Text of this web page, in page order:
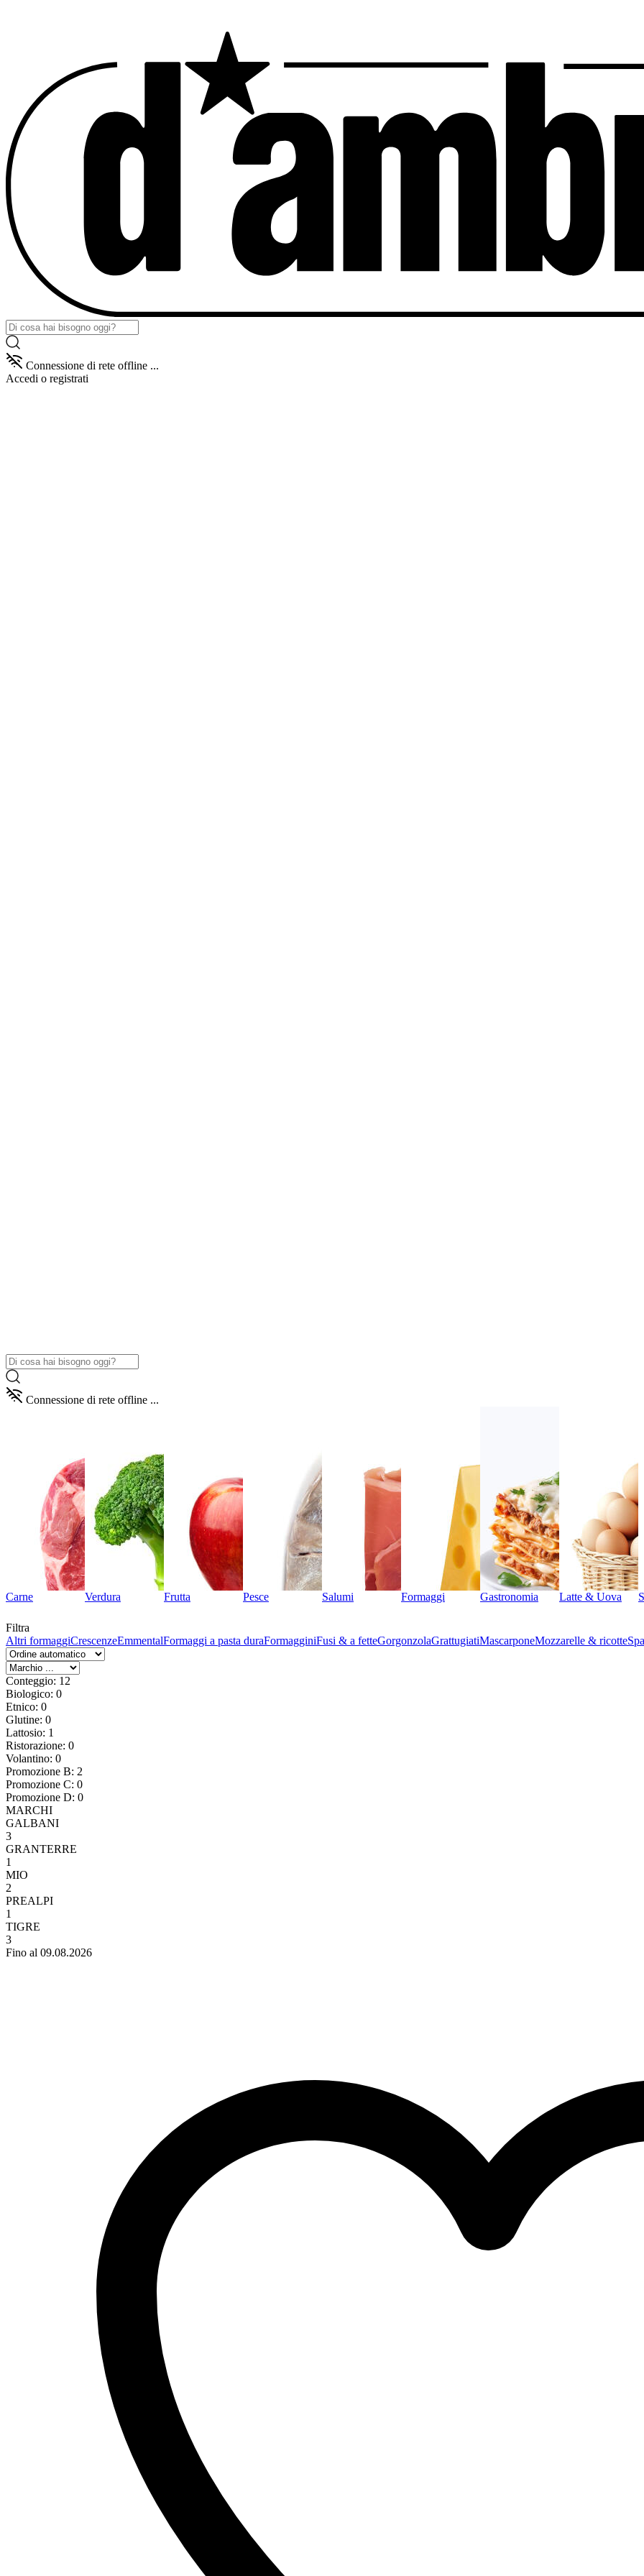
Connessione di rete offline ...
Accedi o registrati
Connessione di rete offline ...
Carne Verdura Frutta Pesce Salumi Formaggi Gastronomia Latte & Uova
Filtra
Altri formaggiCrescenzeEmmentalFormaggi a pasta duraFormagginiFusi & a fetteGorgonzolaGrattugiatiMascarponeMozzarelle & ricotte
Conteggio: 12
Biologico: 0
Etnico: 0
Glutine: 0
Lattosio: 1
Ristorazione: 0
Volantino: 0
Promozione B: 2
Promozione C: 0
Promozione D: 0
MARCHI
GALBANI
3
GRANTERRE
1
MIO
2
PREALPI
1
TIGRE
3
Fino al 09.08.2026